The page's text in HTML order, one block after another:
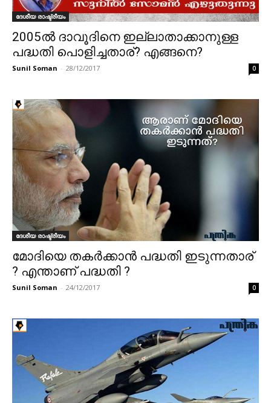
ദേശീയ രാഷ്ട്രീയം
2005ൽ ദാവൂദിനെ ഇല്ലാതാക്കാനുള്ള
പദ്ധതി പൊളിച്ചതാര്? എങ്ങനെ?
Sunil Soman - 28/12/2017 0
ദേശീയ രാഷ്ട്രീയം
മോദിയെ തകർക്കാൻ പദ്ധതി ഇടുന്നതാര്
? എന്താണ് പദ്ധതി ?
Sunil Soman - 24/12/2017 0